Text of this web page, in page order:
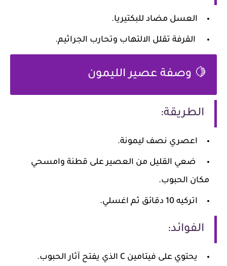
العسل مضاد للبكتيريا.
القرفة تقلل الالتهاب وتحارب الجراثيم.
🍋 وصفة عصير الليمون
الطريقة:
اعصري نصف ليمونة.
ضعي القليل من العصير على قطنة وامسحي
مكان الحبوب.
اتركيه 10 دقائق ثم اغسلي.
الفوائد:
يحتوي على فيتامين C الذي يفتح آثار الحبوب.